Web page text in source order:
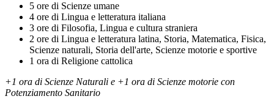
5 ore di Scienze umane
4 ore di Lingua e letteratura italiana
3 ore di Filosofia, Lingua e cultura straniera
2 ore di Lingua e letteratura latina, Storia, Matematica, Fisica,
Scienze naturali, Storia dell'arte, Scienze motorie e sportive
1 ora di Religione cattolica
+1 ora di Scienze Naturali e +1 ora di Scienze motorie con
Potenziamento Sanitario